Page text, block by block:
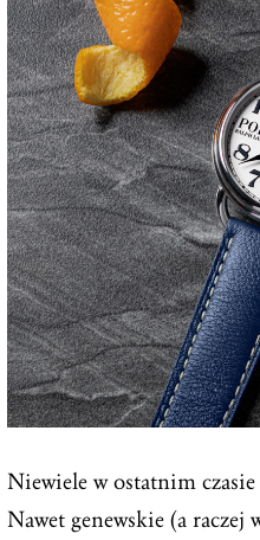
Niewiele w ostatnim
Nawet genewskie (a